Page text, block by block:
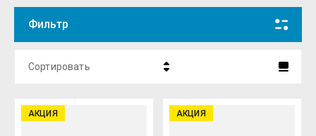
Фильтр
Сортировать
Цена - возрастание
АКЦИЯ АКЦИЯ